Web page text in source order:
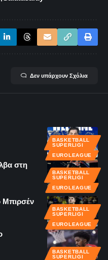
Δεν υπάρχουν Σχόλια
BASKETBALL
SUPERLIGI
EUROLEAGUE
BASKETBALL
SUPERLIGI
EUROLEAGUE
στη
BASKETBALL
SUPERLIGI
EUROLEAGUE
Μπιρσέν
BASKETBALL
SUPERLIGI